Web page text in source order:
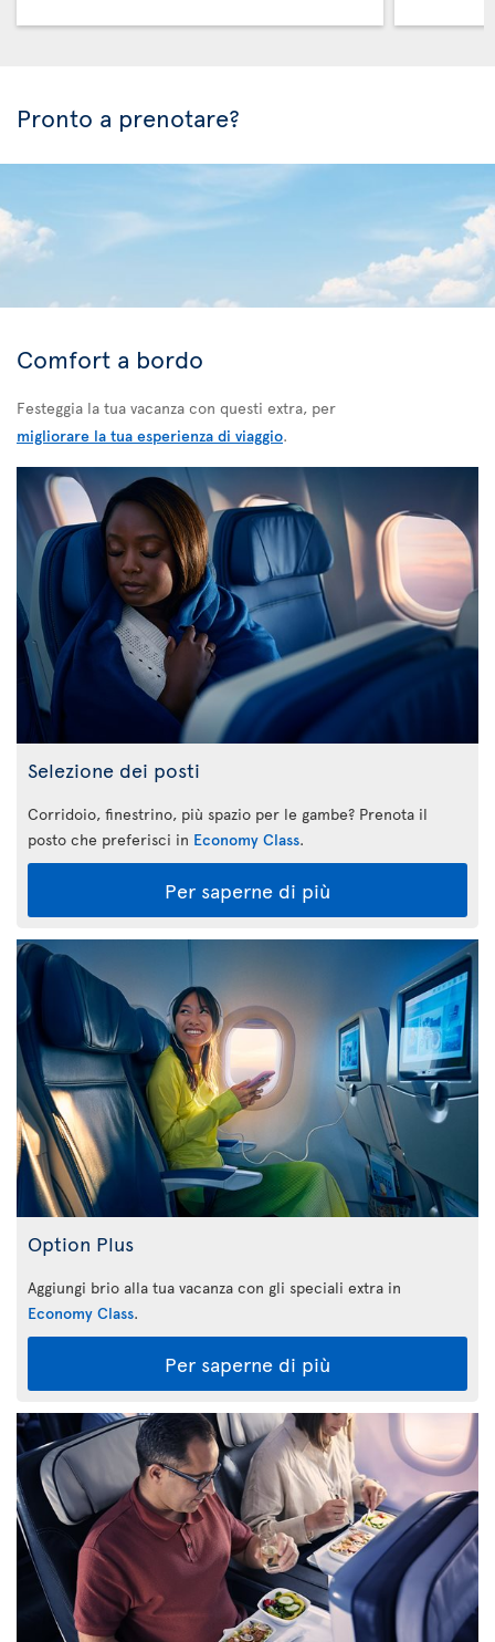
Pronto a prenotare?
Comfort a bordo
Festeggia la tua vacanza con questi extra, per
migliorare la tua esperienza di viaggio.
Selezione dei posti
Corridoio, finestrino, più spazio per le gambe? Prenota il
posto che preferisci in Economy Class.
Per saperne di più
Option Plus
Aggiungi brio alla tua vacanza con gli speciali extra in
Economy Class.
Per saperne di più